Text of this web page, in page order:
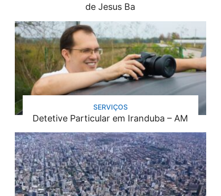
de Jesus Ba
SERVIÇOS
Detetive Particular em Iranduba – AM